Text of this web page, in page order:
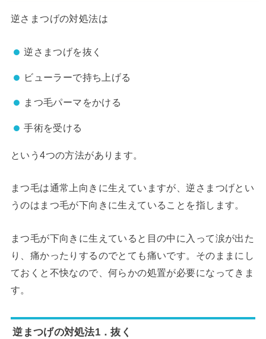
逆さまつげの対処法は
逆さまつげを抜く
ビューラーで持ち上げる
まつ毛パーマをかける
手術を受ける
という4つの方法があります。
まつ毛は通常上向きに生えていますが、逆さまつげとい
うのはまつ毛が下向きに生えていることを指します。
まつ毛が下向きに生えていると目の中に入って涙が出た
り、痛かったりするのでとても痛いです。そのままにし
ておくと不快なので、何らかの処置が必要になってきま
す。
逆まつげの対処法1．抜く